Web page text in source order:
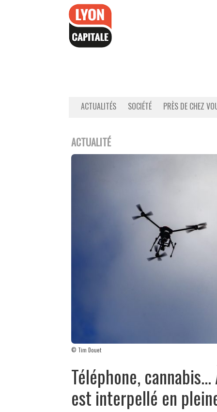
ACTUALITÉS SOCIÉTÉ PRÈS DE CHEZ
ACTUALITÉ
© Tim Douet
Téléphone,
est interpellé en